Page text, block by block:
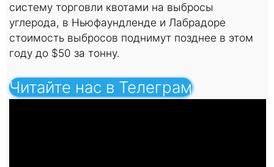
систему торговли квотами на выбросы
углерода, в Ньюфаундленде и Лабрадоре
стоимость выбросов поднимут позднее в этом
году до $50 за тонну.
Читайте нас в Телеграм